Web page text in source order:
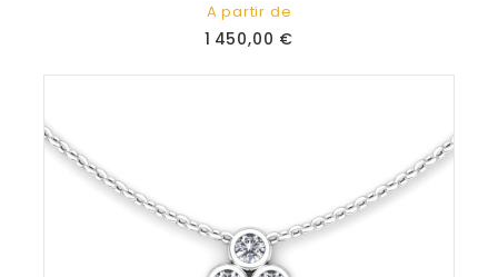
A partir de
Prix
1 450,00 €